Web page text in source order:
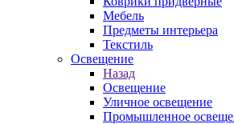
Мебель
Предметы интерьера
Текстиль
Освещение
Назад
Освещение
Уличное освещение
Промышленное